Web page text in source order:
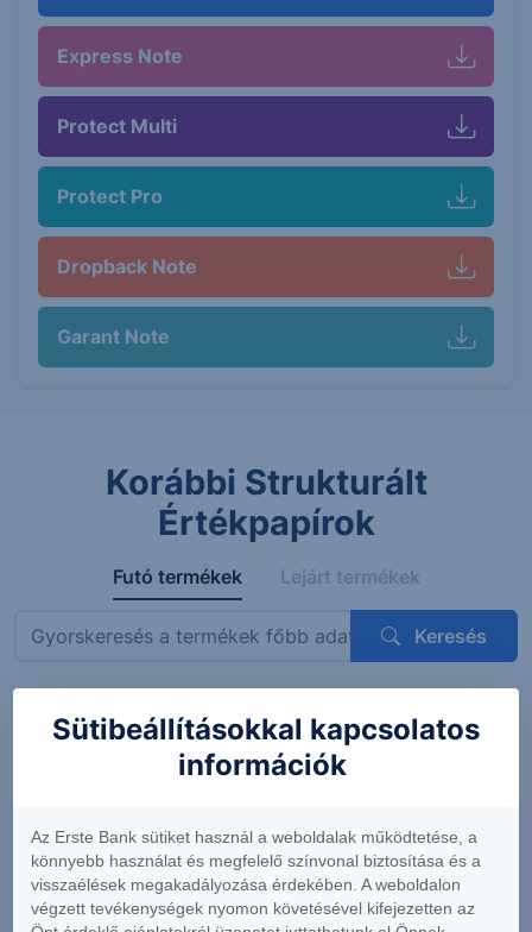
Express Note
Protect Multi
Protect Pro
Dropback Note
Garant Note
Korábbi Strukturált
Értékpapírok
Futó termékek Lejárt termékek
Keresés
Megnevezés ISIN Mögöttes termék Kupon
Express
OneStar
Smart
Infrastructure
EUR 26-29
AT0000A3VVT6
Siemens AG
Sütibeállításokkal kapcsolatos
információk
Az Erste Bank sütiket használ a weboldalak működtetése, a
könnyebb használat és megfelelő színvonal biztosítása és a
visszaélések megakadályozása érdekében. A weboldalon
végzett tevékenységek nyomon követésével kifejezetten az